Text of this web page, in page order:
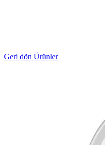
Geri dön Ürünler